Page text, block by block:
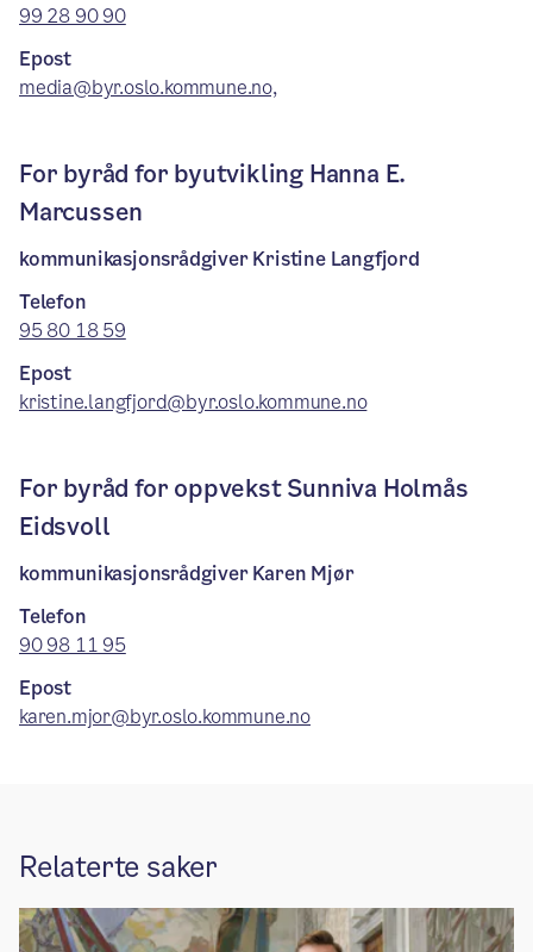
99 28 90 90
Epost
media@byr.oslo.kommune.no,
For byråd for byutvikling Hanna E.
Marcussen
kommunikasjonsrådgiver Kristine Langfjord
Telefon
95 80 18 59
Epost
kristine.langfjord@byr.oslo.kommune.no
For byråd for oppvekst Sunniva Holmås
Eidsvoll
kommunikasjonsrådgiver Karen Mjør
Telefon
90 98 11 95
Epost
karen.mjor@byr.oslo.kommune.no
Relaterte saker